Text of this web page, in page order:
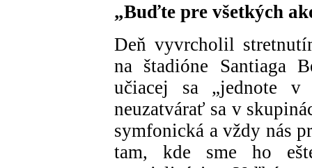
„Buďte pre všetkých
Deň vyvrcholil
na štadióne Santiaga
učiacej sa „jednote v
neuzatvárať sa v
symfonická a vždy nás
tam, kde sme ho